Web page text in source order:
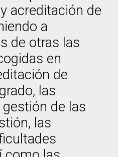
acreditación de
a
de otras las
en
de
las
de las
las